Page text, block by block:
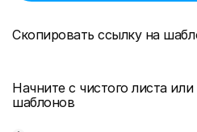
Скопировать ссылку на
Начните с чистого листа
шаблонов